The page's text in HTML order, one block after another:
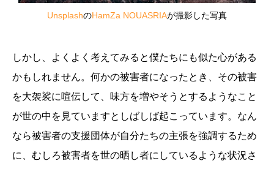
UnsplashのHamZa NOUASRIAが撮影した写真
しかし、よくよく考えてみると僕たちにも似た心がある
かもしれません。何かの被害者になったとき、その被害
を大袈裟に喧伝して、味方を増やそうとするようなこと
が世の中を見ていますとしばしば起こっています。なん
なら被害者の支援団体が自分たちの主張を強調するため
に、むしろ被害者を世の晒し者にしているような状況さ